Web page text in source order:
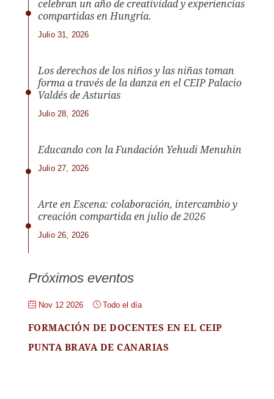
celebran un año de creatividad y experiencias
compartidas en Hungría.
Julio 31, 2026
Los derechos de los niños y las niñas toman
forma a través de la danza en el CEIP Palacio
Valdés de Asturias
Julio 28, 2026
Educando con la Fundación Yehudi Menuhin
Julio 27, 2026
Arte en Escena: colaboración, intercambio y
creación compartida en julio de 2026
Julio 26, 2026
Próximos eventos
Nov 12 2026 Todo el día
FORMACIÓN DE DOCENTES EN EL CEIP
PUNTA BRAVA DE CANARIAS